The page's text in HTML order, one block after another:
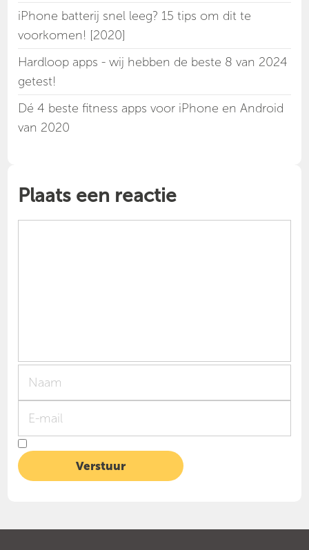
iPhone batterij snel leeg? 15 tips om dit te
voorkomen! [2020]
Hardloop apps - wij hebben de beste 8 van 2024
getest!
Dé 4 beste fitness apps voor iPhone en Android
van 2020
Plaats een reactie